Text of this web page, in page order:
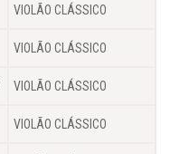
VIOLÃO CLÁSSICO
VIOLÃO CLÁSSICO
VIOLÃO CLÁSSICO
VIOLÃO CLÁSSICO